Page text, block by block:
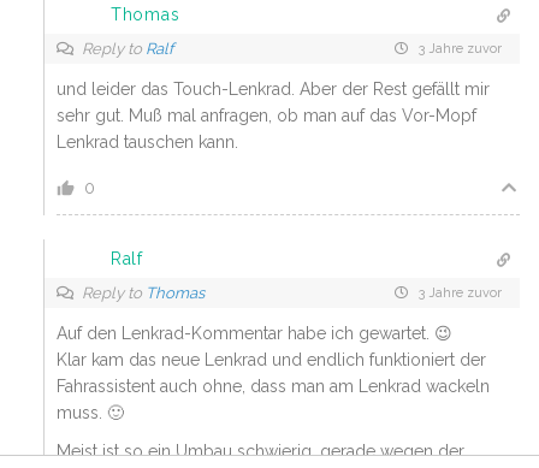
Thomas
Reply to Ralf 3 Jahre zuvor
und leider das Touch-Lenkrad. Aber der Rest gefällt mir
sehr gut. Muß mal anfragen, ob man auf das Vor-Mopf
Lenkrad tauschen kann.
0
Ralf
Reply to Thomas 3 Jahre zuvor
Auf den Lenkrad-Kommentar habe ich gewartet. 😉
Klar kam das neue Lenkrad und endlich funktioniert der
Fahrassistent auch ohne, dass man am Lenkrad wackeln
muss. 🙂
Meist ist so ein Umbau schwierig, gerade wegen der